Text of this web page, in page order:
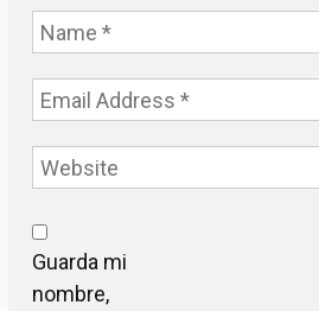
Guarda mi
nombre,